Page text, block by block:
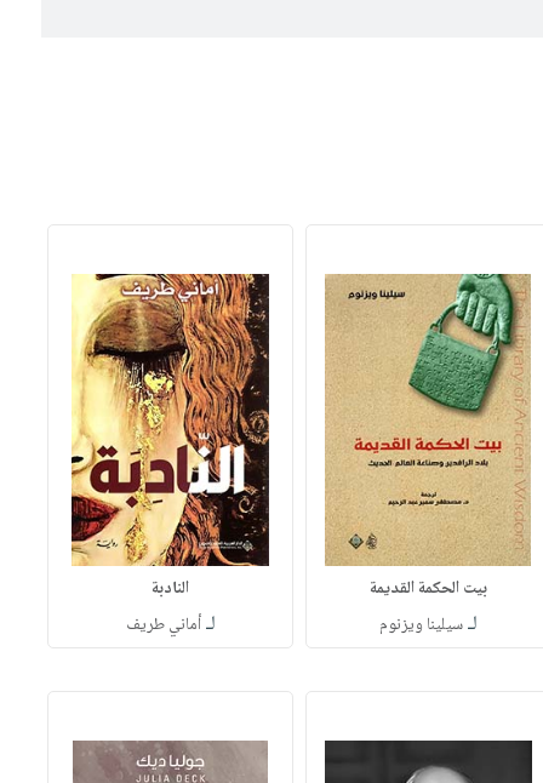
بيت الحكمة القديمة
لـسيلينا ويزنوم
النادبة
لـأماني طريف